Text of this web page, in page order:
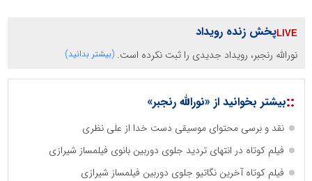
پخش زنده رویداد
نورالله رنجبر، رویداد جدیدی را ثبت نکرده است. (بیشتر بدانید)
::بیشتر بخوانید از «نورالله رنجبر»
نقد و برسی محتوای موسیقی دست خدا از علی نظری
فیلم کوتاه در انتهای تردید جلوی دوربین بانوی فیلمساز شیرازی
فیلم کوتاه آخرین نگاتیو جلوی دوربین فیلمساز شیرازی